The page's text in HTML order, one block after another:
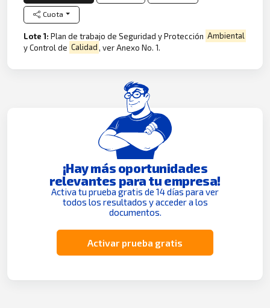
Cuota
Lote 1:Plan de trabajo de Seguridad y Protección Ambiental
y Control de Calidad, ver Anexo No. 1.
¡Hay más oportunidades
relevantes para tu empresa!
Activa tu prueba gratis de 14 días para ver
todos los resultados y acceder a los
documentos.
Activar prueba gratis